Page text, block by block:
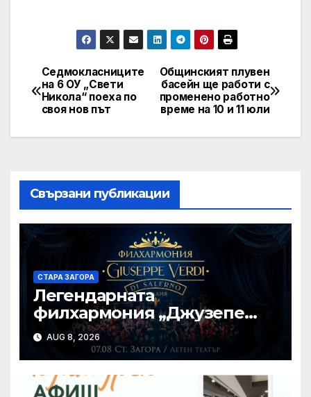
Post
navigation
Общинският плувен
басейн ще работи с
променено работно
време на 10 и 11 юли
Седмокласниците
на 6 ОУ „Свети
Никола“ поеха по
своя нов път
Свързани публикации
СТАРА ЗАГОРА
Легендарната
филхармония „Джузепе
Верди“ от Салерно с
концерт под звездите тази
вечер в Летен татър – Стара
Загора
AUG 8, 2026